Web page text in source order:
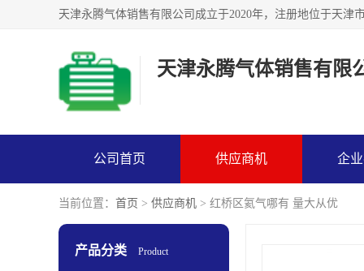
天津永腾气体销售有限
公司首页 供应商机 企
当前位置： 首页 > 供应商机 > 红桥区氦气哪有 量大从优
产品分类 Product